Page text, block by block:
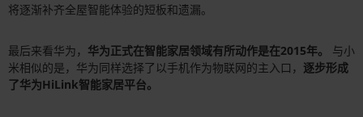
将逐渐补齐全屋智能体验的短板和遗漏。
最后来看华为， 华为正式在智能家居领域有所动作是在2015年。
与小
米相似的是，华为同样选择了以手机作为物联网的主入口， 逐步形成
了华为HiLink智能家居平台。